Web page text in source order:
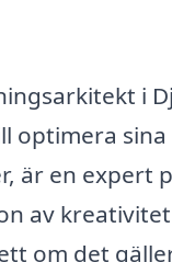
i
optimera
är en expert
av
om det